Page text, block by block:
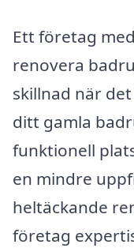
Ett företag
renovera
skillnad när
ditt gamla
funktionell
en mindre
heltäckande
företag